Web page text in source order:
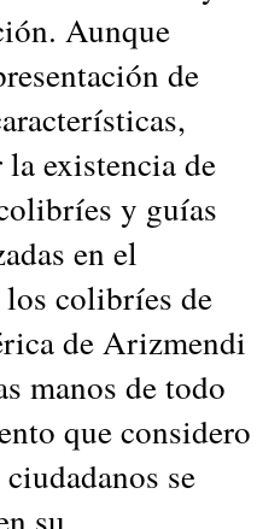
Aunque
de
existencia de
y guías
en el
colibríes de
de Arizmendi
manos de todo
que considero
se
su